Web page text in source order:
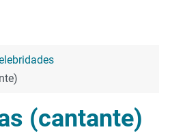
(cantante)